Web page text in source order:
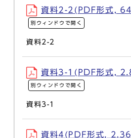
資料2-2(PDF形式,
別ウィンドウで開く
資料2-2
資料3-1(PDF形式,
別ウィンドウで開く
資料3-1
資料4(PDF形式,